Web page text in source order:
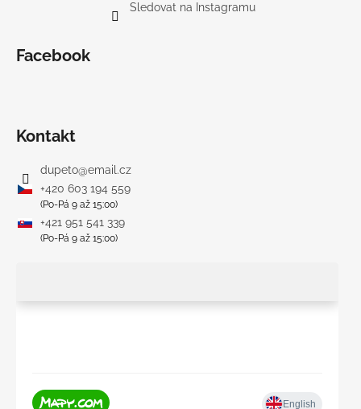
Sledovat na Instagramu
Facebook
Kontakt
dupeto@email.cz
+420 603 194 559
(Po-Pá 9 až 15:00)
+421 951 541 339
(Po-Pá 9 až 15:00)